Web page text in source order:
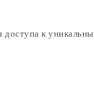
доступа к